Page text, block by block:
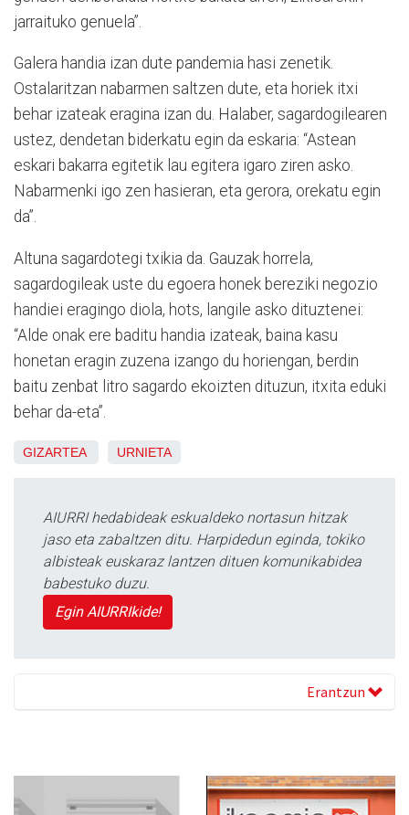
jarraituko genuela”.
Galera handia izan dute pandemia hasi zenetik.
Ostalaritzan nabarmen saltzen dute, eta horiek itxi
behar izateak eragina izan du. Halaber, sagardogilearen
ustez, dendetan biderkatu egin da eskaria: “Astean
eskari bakarra egitetik lau egitera igaro ziren asko.
Nabarmenki igo zen hasieran, eta gerora, orekatu egin
da”.
Altuna sagardotegi txikia da. Gauzak horrela,
sagardogileak uste du egoera honek bereziki negozio
handiei eragingo diola, hots, langile asko dituztenei:
“Alde onak ere baditu handia izateak, baina kasu
honetan eragin zuzena izango du horiengan, berdin
baitu zenbat litro sagardo ekoizten dituzun, itxita eduki
behar da-eta”.
GIZARTEA URNIETA
AIURRI hedabideak eskualdeko nortasun hitzak
jaso eta zabaltzen ditu. Harpidedun eginda, tokiko
albisteak euskaraz lantzen dituen komunikabidea
babestuko duzu.
Egin AIURRIkide!
Erantzun